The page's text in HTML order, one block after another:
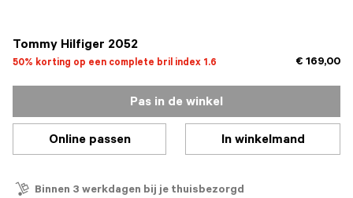
Tommy Hilfiger 2052
50% korting op een complete bril index 1.6 € 169,00
Pas in de winkel
Online passen In winkelmand
Binnen 3 werkdagen bij je thuisbezorgd